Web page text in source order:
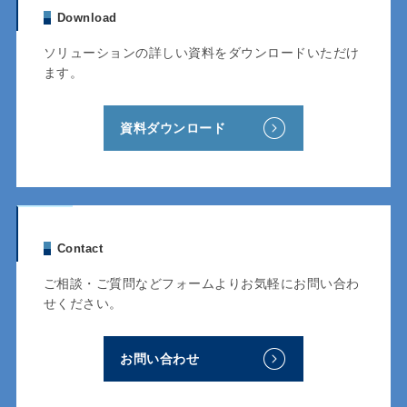
Download
ソリューションの詳しい資料をダウンロードいただけ
ます。
資料ダウンロード
Contact
ご相談・ご質問などフォームよりお気軽にお問い合わ
せください。
お問い合わせ